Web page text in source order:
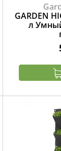
GARDEN
л